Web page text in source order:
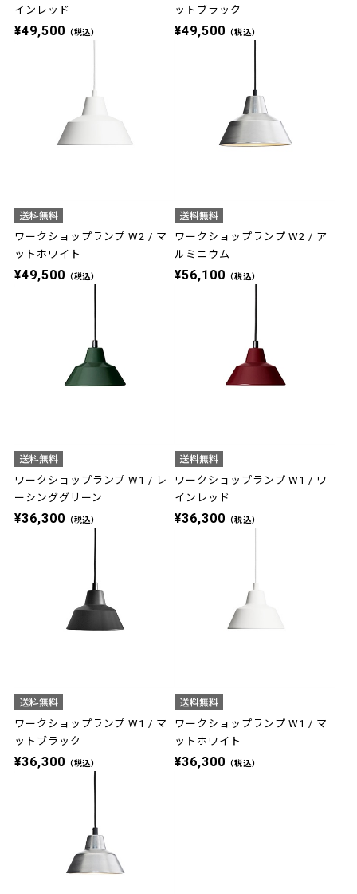
インレッド
¥49,500 （税込）
ットブラック
¥49,500 （税込）
ワークショップランプ W2 / マ
ットホワイト
¥49,500 （税込）
ワークショップランプ W2 / ア
ルミニウム
¥56,100 （税込）
ワークショップランプ W1 / レ
ーシンググリーン
¥36,300 （税込）
ワークショップランプ W1 / ワ
インレッド
¥36,300 （税込）
ワークショップランプ W1 / マ
ットブラック
¥36,300 （税込）
ワークショップランプ W1 / マ
ットホワイト
¥36,300 （税込）